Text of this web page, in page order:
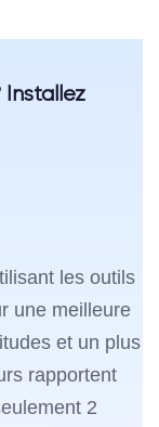
les outils
une meilleure
et un plus
rapportent
2